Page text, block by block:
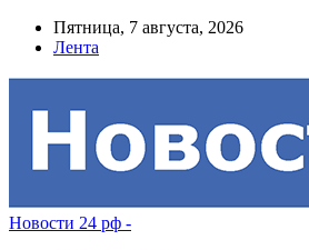
Пятница, 7 августа, 2026
Лента
Новости 24 рф -